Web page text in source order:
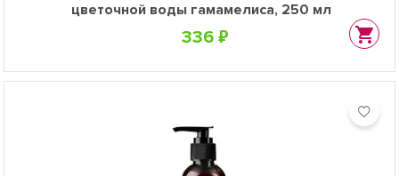
цветочной воды гамамелиса, 250 мл
336 ₽